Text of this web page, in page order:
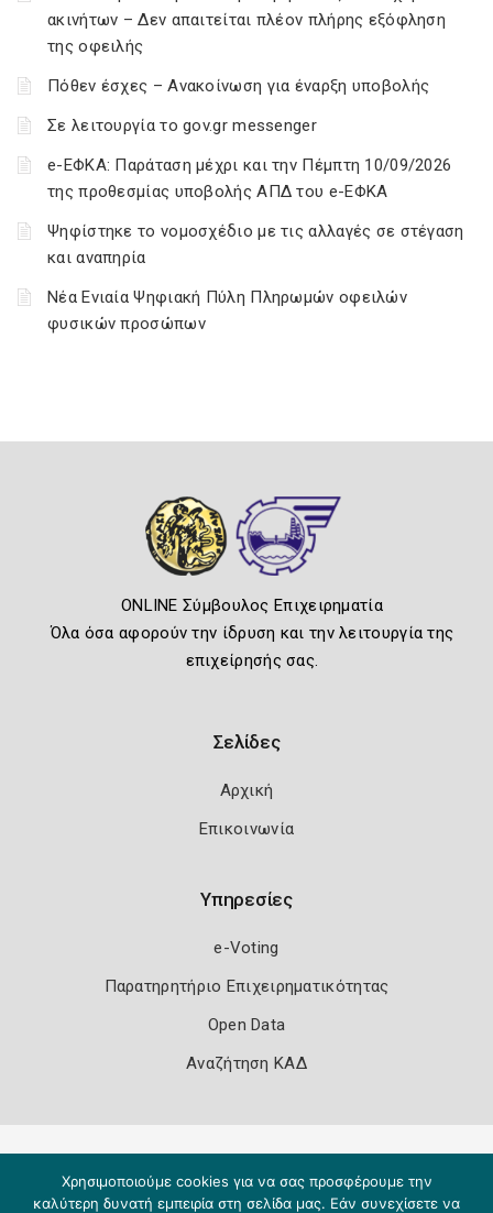
ακινήτων – Δεν απαιτείται πλέον πλήρης εξόφληση
της οφειλής
Πόθεν έσχες – Ανακοίνωση για έναρξη υποβολής
Σε λειτουργία το gov.gr messenger
e-ΕΦΚΑ: Παράταση μέχρι και την Πέμπτη 10/09/2026
της προθεσμίας υποβολής ΑΠΔ του e-ΕΦΚΑ
Ψηφίστηκε το νομοσχέδιο με τις αλλαγές σε στέγαση
και αναπηρία
Νέα Ενιαία Ψηφιακή Πύλη Πληρωμών οφειλών
φυσικών προσώπων
ONLINE Σύμβουλος Επιχειρηματία
Όλα όσα αφορούν την ίδρυση και την λειτουργία της
επιχείρησής σας.
Σελίδες
Αρχική
Επικοινωνία
Υπηρεσίες
e-Voting
Παρατηρητήριο Επιχειρηματικότητας
Open Data
Αναζήτηση ΚΑΔ
Χρησιμοποιούμε cookies για να σας προσφέρουμε την
καλύτερη δυνατή εμπειρία στη σελίδα μας. Εάν συνεχίσετε να
Copyright 2026 Knowledge A.E.